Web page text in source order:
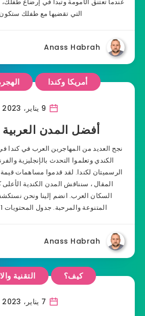
التي تقضيها مع طفلك
Anass Habrah
أمريكا وكندا
أفضل المدن
نجح العديد من المهاجرين العرب في كندا
الكندي وتعلموا التحدث بالإنجليزية
الرسميتان لكندا. لقد قدموا مساهمات
المقال ، سنناقش المدن الكندية
السكان العرب. انضم إلينا ونحن
المتنوعة والمرحبة. جدول المحتويات 1 الجاليات العربية
Anass Habrah
كيف؟ التقنية